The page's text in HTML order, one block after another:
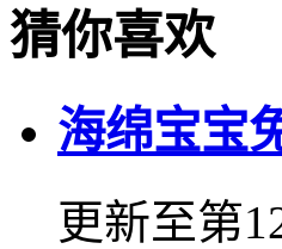
猜你喜欢
海绵宝宝
更新至第